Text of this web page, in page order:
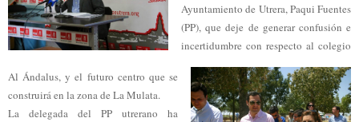
Ayuntamiento de Utrera, Paqui Fuentes
(PP), que deje de generar confusión e
incertidumbre con respecto al colegio
Al Ándalus, y el futuro centro que se
construirá en la zona de La Mulata.
La delegada del PP utrerano ha